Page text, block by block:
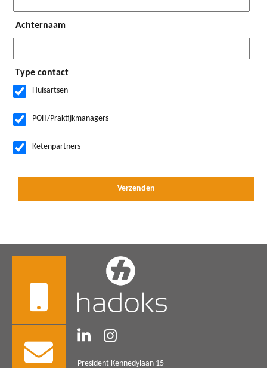
Achternaam
Type contact
Huisartsen
POH/Praktijkmanagers
Ketenpartners
President Kennedylaan 15